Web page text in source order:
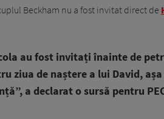
Beckham nu a fost invitat direct de
au fost invitați înainte de
ziua de naștere a lui David,
a declarat o sursă pentru